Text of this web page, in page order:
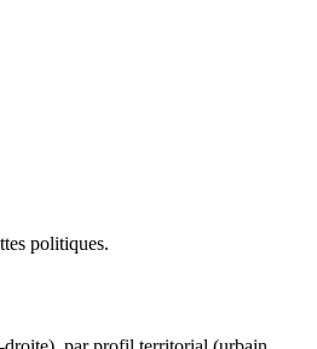
politiques.